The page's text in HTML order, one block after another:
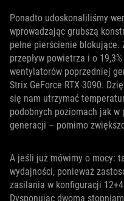
Ponadto udoskonaliliśmy
wprowadzając grubszą
pełne pierścienie blokujące.
przepływ powietrza i o
wentylatorów poprzedniej
Strix GeForce RTX 3090.
się nam utrzymać
podobnych poziomach jak
generacji – pomimo
A jeśli już mówimy o mocy:
wydajności, ponieważ
zasilania w konfiguracji
Dysponując dwoma